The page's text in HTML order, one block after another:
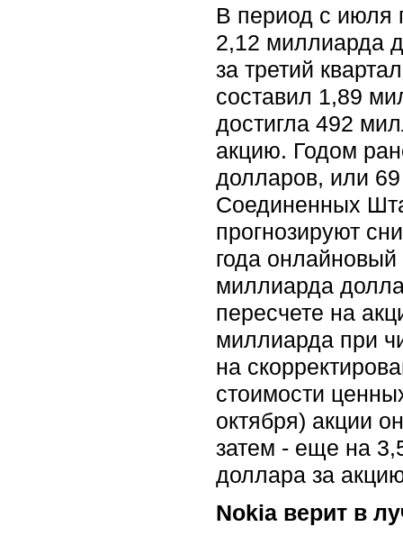
В период с июля
2,12 миллиарда
за третий
составил 1,89
достигла 492
акцию. Годом
долларов, или
Соединенных
прогнозируют
года
миллиарда
пересчете на
миллиарда при
на
стоимости
октября) акции
затем - еще на
доллара за
Nokia верит в